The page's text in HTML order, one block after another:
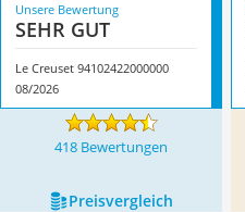
Unsere Bewertung
SEHR GUT
Le Creuset 94102422000000
08/2026
418 Bewertungen
Preis­vergleich